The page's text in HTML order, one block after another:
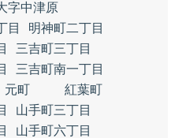
字中津原
目
明神町二丁目
三吉町三丁目
三吉町南一丁目
元町
紅葉町
山手町三丁目
山手町六丁目